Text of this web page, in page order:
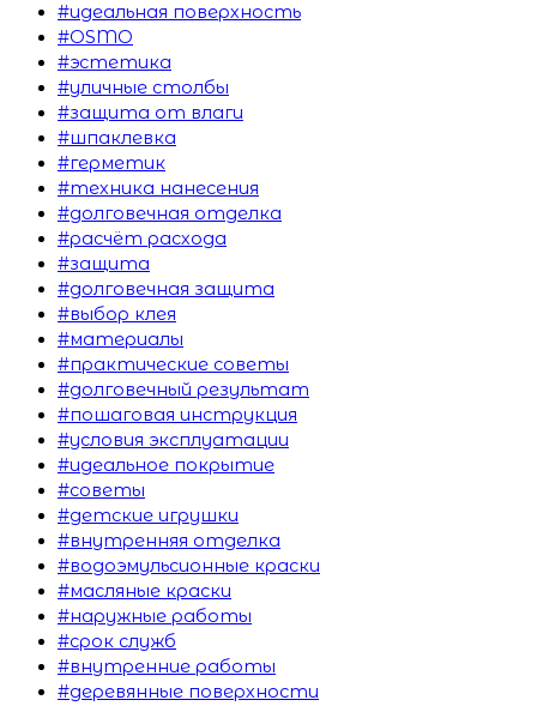
#идеальная поверхность
#OSMO
#эстетика
#уличные столбы
#защита от влаги
#шпаклевка
#герметик
#техника нанесения
#долговечная отделка
#расчёт расхода
#защита
#долговечная защита
#выбор клея
#материалы
#практические советы
#долговечный результат
#пошаговая инструкция
#условия эксплуатации
#идеальное покрытие
#советы
#детские игрушки
#внутренняя отделка
#водоэмульсионные краски
#масляные краски
#наружные работы
#срок служб
#внутренние работы
#деревянные поверхности